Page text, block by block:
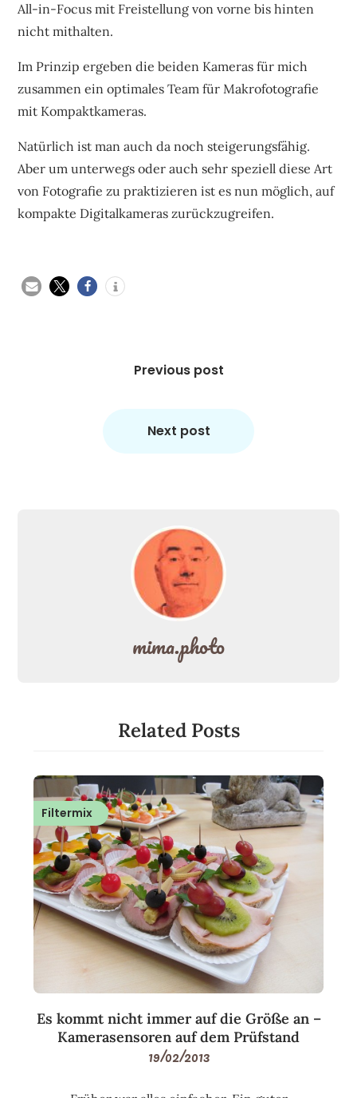
All-in-Focus mit Freistellung von vorne bis hinten
nicht mithalten.
Im Prinzip ergeben die beiden Kameras für mich
zusammen ein optimales Team für Makrofotografie
mit Kompaktkameras.
Natürlich ist man auch da noch steigerungsfähig.
Aber um unterwegs oder auch sehr speziell diese Art
von Fotografie zu praktizieren ist es nun möglich, auf
kompakte Digitalkameras zurückzugreifen.
Previous post
Next post
mima.photo
Related Posts
Filtermix
Es kommt nicht immer auf die Größe an –
Kamerasensoren auf dem Prüfstand
19/02/2013